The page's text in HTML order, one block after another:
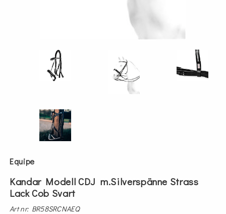
Equipe
Kandar Modell CDJ m.Silverspänne Strass
Lack Cob Svart
Art nr: BR58SRCNAEQ